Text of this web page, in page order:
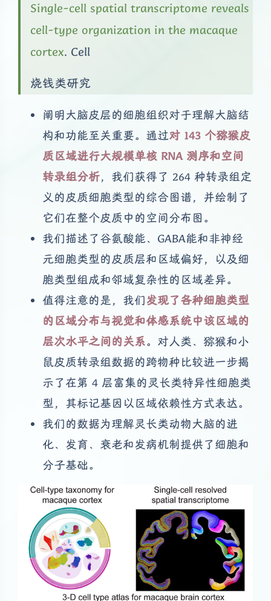
Single-cell spatial transcriptome reveals
cell-type organization in the macaque
cortex. Cell
烧钱类研究
阐明大脑皮层的细胞组织对于理解大脑结
构和功能至关重要。通过对 143 个猕猴皮
质区域进行大规模单核 RNA 测序和空间
转录组分析，我们获得了 264 种转录组定
义的皮质细胞类型的综合图谱，并绘制了
它们在整个皮质中的空间分布图。
我们描述了谷氨酸能、GABA能和非神经
元细胞类型的皮质层和区域偏好，以及细
胞类型组成和邻域复杂性的区域差异。
值得注意的是，我们发现了各种细胞类型
的区域分布与视觉和体感系统中该区域的
层次水平之间的关系。对人类、猕猴和小
鼠皮质转录组数据的跨物种比较进一步揭
示了在第 4 层富集的灵长类特异性细胞类
型，其标记基因以区域依赖性方式表达。
我们的数据为理解灵长类动物大脑的进
化、发育、衰老和发病机制提供了细胞和
分子基础。